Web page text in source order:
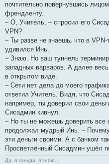
почтительно повернувшись
френдленту.
– О, Учитель, – спросил его
VPN?
– Ты разве не знаешь, что в
удивился Инь.
– Знаю. Но ваш туннель
западных варваров. А далее
в открытом виде.
– Сети нет дела до моего
ответил Учитель. Видя, что
например, ты доверил свои
Сисадмин кивнул.
– Но ты не можешь доверить все
продолжал мудрый Инь. –
эти деньги своими. А с банком
Просветлённый Сисадмин ушёл
Да, я зануда, я знаю...